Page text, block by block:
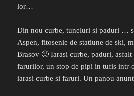
lor…
Din nou curbe, tuneluri si paduri …
Aspen, fitosenie de statiune de ski,
Brasov 🙂 Iarasi curbe, paduri,
farurilor, un stop de pipi in tufis intr-
iarasi curbe si faruri. Un panou